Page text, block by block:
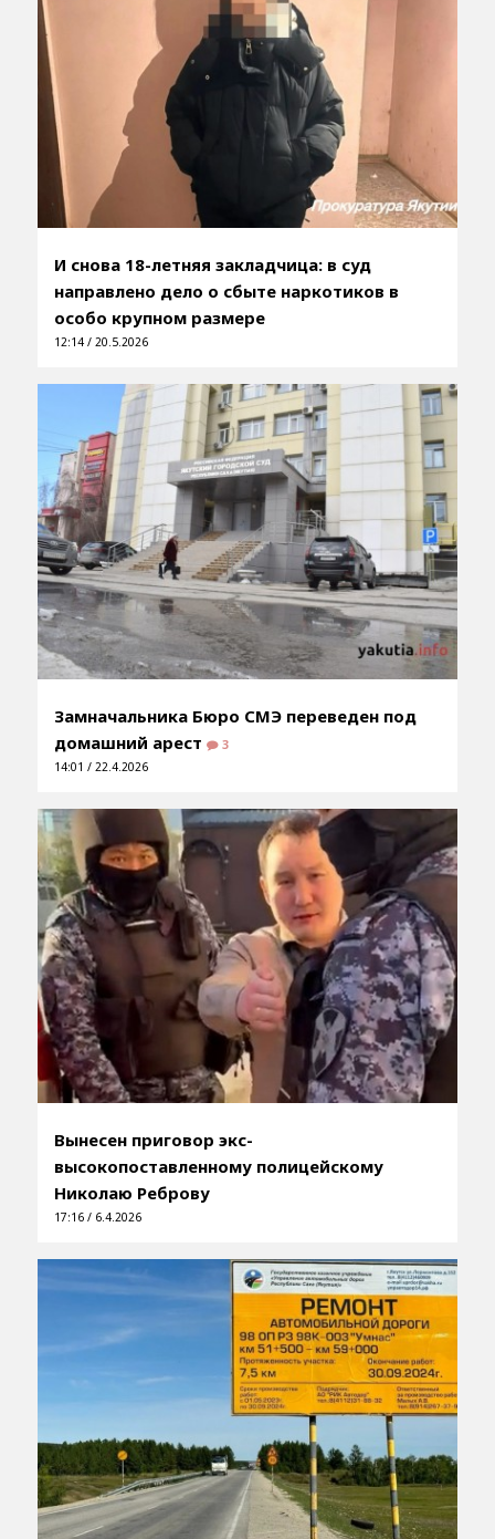
И снова 18-летняя закладчица: в суд
направлено дело о сбыте наркотиков в
особо крупном размере
12:14 / 20.5.2026
Замначальника Бюро СМЭ переведен под
домашний арест
3
14:01 / 22.4.2026
Вынесен приговор экс-
высокопоставленному полицейскому
Николаю Реброву
17:16 / 6.4.2026